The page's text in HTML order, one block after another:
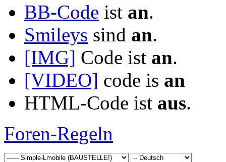
BB-Code ist an.
Smileys sind an.
[IMG] Code ist an.
[VIDEO] code is an
HTML-Code ist aus.
Foren-Regeln